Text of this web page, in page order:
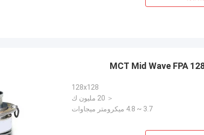
128x128
＜ 20 مليون ك
3.7 ~ 4.8 ميكرومتر ميجاوات